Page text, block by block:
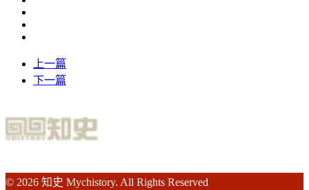
上一篇
下一篇
© 2026 知史 Mychistory. All Rights Reserved